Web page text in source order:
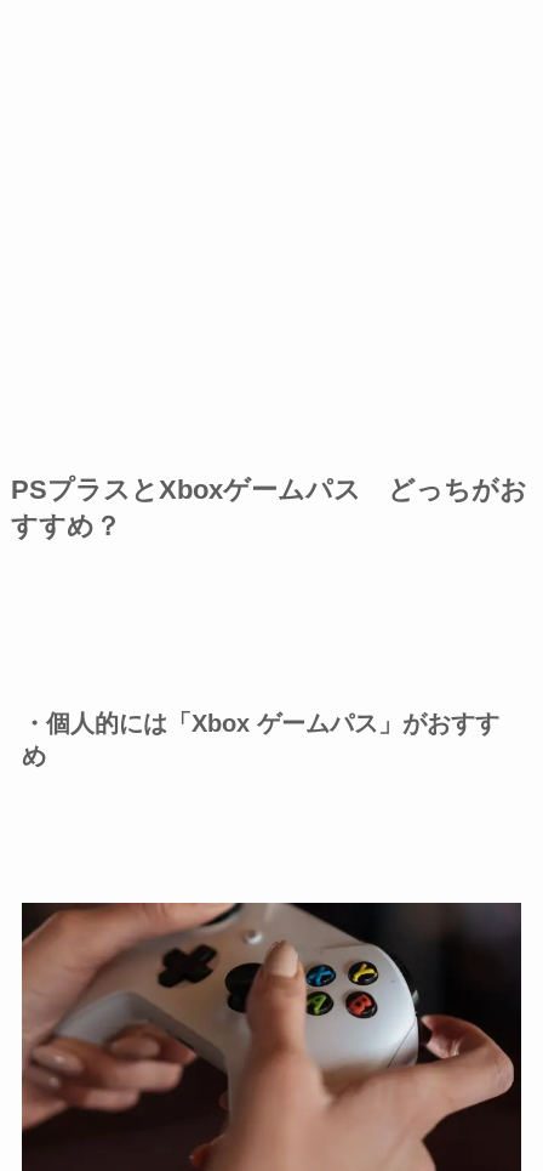
PSプラスとXboxゲームパス どっちがお
すすめ？
・個人的には「Xbox ゲームパス」がおすす
め